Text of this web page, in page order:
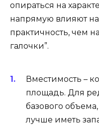
опираться на
напрямую влияют
практичность, чем
галочки”.
Вместимость –
площадь. Для
базового
лучше иметь